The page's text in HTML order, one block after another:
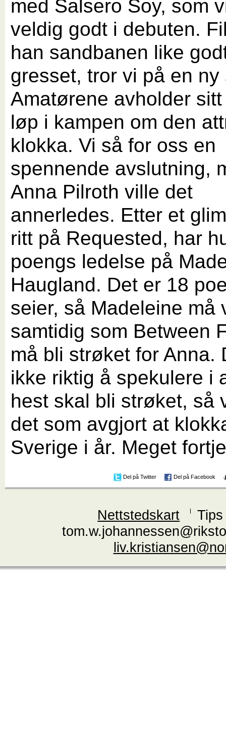
med Salsero Soy, som
veldig godt i debuten.
han sandbanen like
gresset, tror vi på en ny
Amatørene avholder
løp i kampen om den
klokka. Vi så for oss en
spennende avslutning,
Anna Pilroth ville det
annerledes. Etter et
ritt på Requested, har
poengs ledelse på
Haugland. Det er 18
seier, så Madeleine må
samtidig som Between
må bli strøket for Anna.
ikke riktig å spekulere i
hest skal bli strøket, så
det som avgjort at
Sverige i år. Meget
Del på Twitter Del på Facebook
Nettstedskart